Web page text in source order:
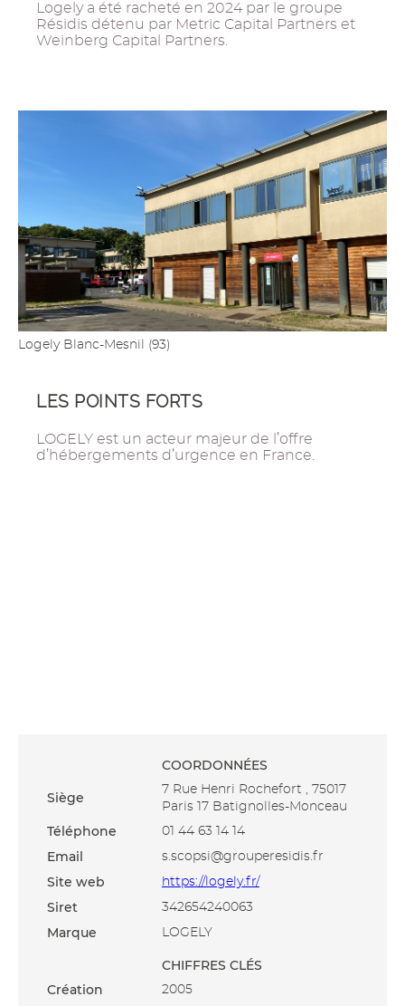
Logely a été racheté en 2024 par le groupe
Résidis détenu par Metric Capital Partners et
Weinberg Capital Partners.
Logely Blanc-Mesnil (93)
LES POINTS FORTS
LOGELY est un acteur majeur de l’offre
d’hébergements d’urgence en France.
COORDONNÉES
Siège
7 Rue Henri Rochefort , 75017
Paris 17 Batignolles-Monceau
Téléphone 01 44 63 14 14
Email s.scopsi@grouperesidis.fr
Site web https://logely.fr/
Siret 342654240063
Marque LOGELY
CHIFFRES CLÉS
Création
2005